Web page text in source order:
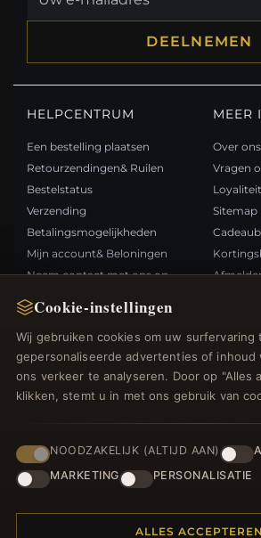
Cookie-instellingen
Wij gebruiken cookies om uw surfervaring
gepersonaliseerde advertenties of inhoud
ons verkeer te analyseren. Door op "Alles
klikken, stemt u in met ons gebruik van
NOODZAKELIJK (ALTIJD AAN)
MARKETING
PERSONALISATIE
ALLES ACCEPTEREN
DEELNEMEN
HELPCENTRUM
Een bestelling plaatsen
Retourzendingen& Ruilen
Bestelstatus
Verzending
Betalingsmogelijkheden
Mijn account& Beloningen
Neem contact met ons op
MEER
Over ons
Vragen
Sitemap
Nieuwe producten
Specials
Blog
Beoordelingen
Inloggen